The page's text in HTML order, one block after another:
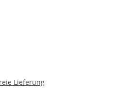
Lieferung